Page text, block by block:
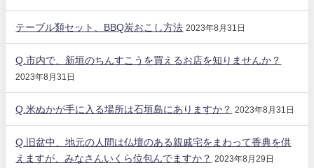
テーブル類セット、BBQ炭おこし方法 2023年8月31日
Q.市内で、新垣のちんすこうを買えるお店を知りませんか？
2023年8月31日
Q.米ぬかが手に入る場所は石垣島にありますか？ 2023年8月31日
Q.旧盆中、地元の人間は仏壇のある親戚宅をまわって香典を供
えますが、みなさんいくら位包んでますか？
2023年8月29日